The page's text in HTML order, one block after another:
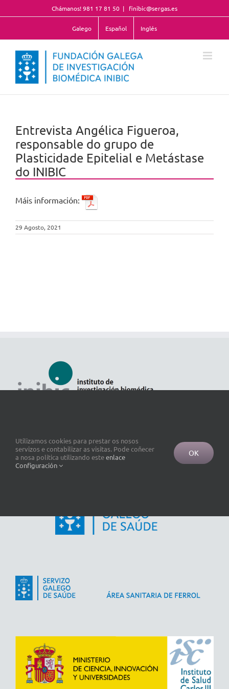
to
Chámanos! 981 17 81 50 | finibic@sergas.es
Galego Español Inglés
Entrevista Angélica Figueroa,
responsable do grupo de
Plasticidade Epitelial e Metástase
do INIBIC
Máis información:
29 Agosto, 2021
Utilizamos cookies para prestar os nosos
servizos e contabilizar as visitas. Pode coñecer
a nosa política utilizando esteenlace
Configuración
OK